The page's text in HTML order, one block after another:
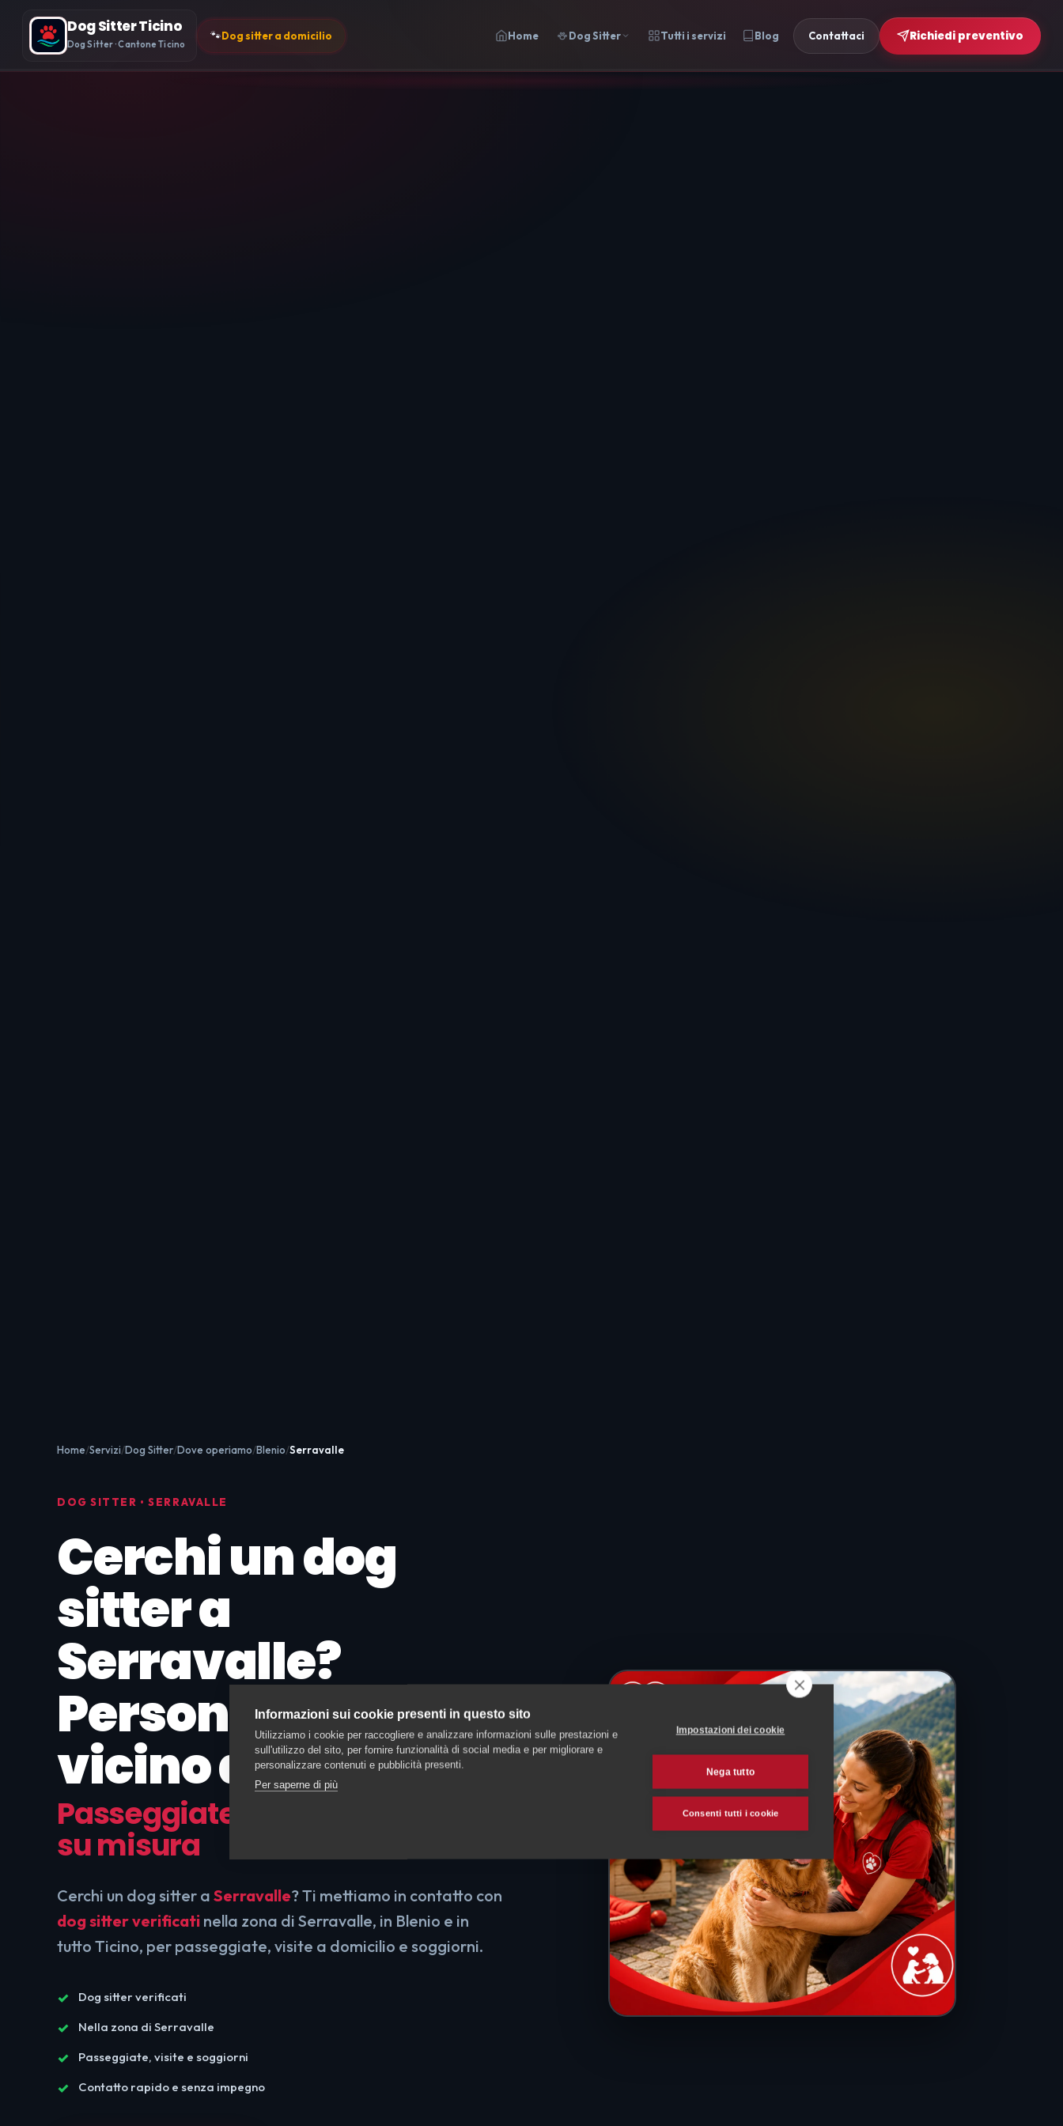
Dog Sitter Ticino
Dog Sitter · Cantone Ticino
🐾Dog sitter a domicilio Home Dog Sitter Tutti i servizi Blog Contattaci Richiedi preventivo
Home Servizi Dog Sitter Dove operiamo Blenio Serravalle
DOG SITTER • SERRAVALLE
Cerchi un dog
sitter a
Serravalle?
Persone di fiducia
vicino a te
Passeggiate, visite e soggiorni
su misura
Cerchi un dog sitter a Serravalle? Ti mettiamo in contatto con
dog sitter verificati nella zona di Serravalle, in Blenio e in
tutto Ticino, per passeggiate, visite a domicilio e soggiorni.
Dog sitter verificati
Nella zona di Serravalle
Passeggiate, visite e soggiorni
Contatto rapido e senza impegno
Informazioni sui cookie presenti in questo sito
Utilizziamo i cookie per raccogliere e analizzare informazioni sulle prestazioni e
sull'utilizzo del sito, per fornire funzionalità di social media e per migliorare e
personalizzare contenuti e pubblicità presenti.
Per saperne di più
Impostazioni dei cookie
Nega tutto
Consenti tutti i cookie